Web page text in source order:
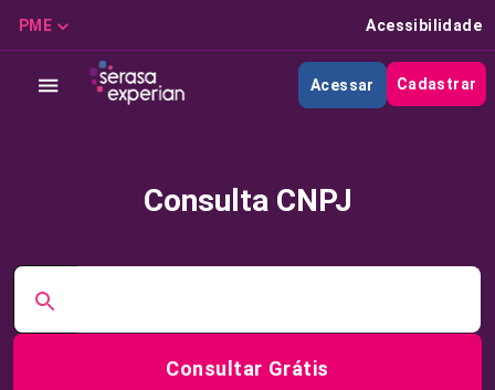
PME Acessibilidade
Acessar Cadastrar
Consulta CNPJ
Consultar Grátis